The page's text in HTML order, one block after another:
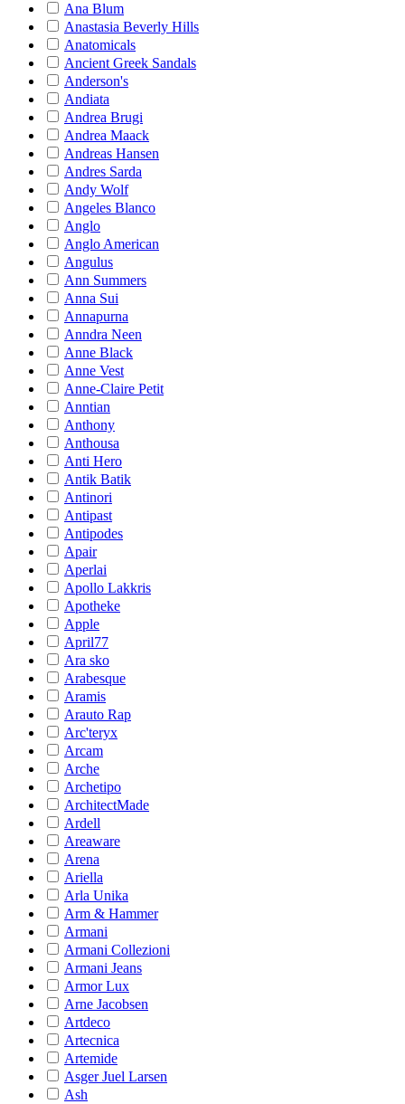
Ana Blum
Anastasia Beverly Hills
Anatomicals
Ancient Greek Sandals
Anderson's
Andiata
Andrea Brugi
Andrea Maack
Andreas Hansen
Andres Sarda
Andy Wolf
Angeles Blanco
Anglo
Anglo American
Angulus
Ann Summers
Anna Sui
Annapurna
Anndra Neen
Anne Black
Anne Vest
Anne-Claire Petit
Anntian
Anthony
Anthousa
Anti Hero
Antik Batik
Antinori
Antipast
Antipodes
Apair
Aperlai
Apollo Lakkris
Apotheke
Apple
April77
Ara sko
Arabesque
Aramis
Arauto Rap
Arc'teryx
Arcam
Arche
Archetipo
ArchitectMade
Ardell
Areaware
Arena
Ariella
Arla Unika
Arm & Hammer
Armani
Armani Collezioni
Armani Jeans
Armor Lux
Arne Jacobsen
Artdeco
Artecnica
Artemide
Asger Juel Larsen
Ash